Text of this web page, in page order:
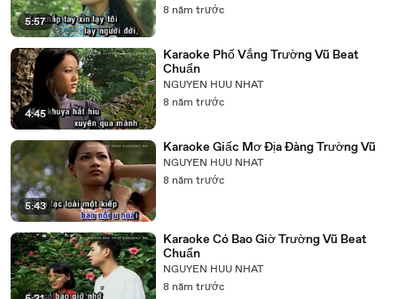
5:57
8 năm trước
4:45
Karaoke Phố Vắng Trường Vũ Beat
Chuẩn
NGUYEN HUU NHAT
8 năm trước
5:43
Karaoke Giấc Mơ Địa Đàng Trường Vũ
NGUYEN HUU NHAT
8 năm trước
Karaoke Có Bao Giờ Trường Vũ Beat
Chuẩn
NGUYEN HUU NHAT
8 năm trước